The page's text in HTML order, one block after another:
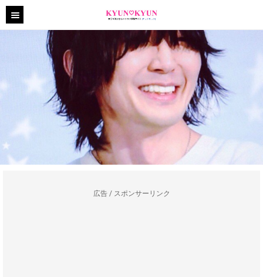
広告 / スポンサーリンク